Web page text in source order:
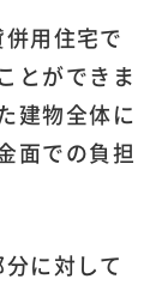
用住宅で
とができま
建物全体に
面での負担
に対して